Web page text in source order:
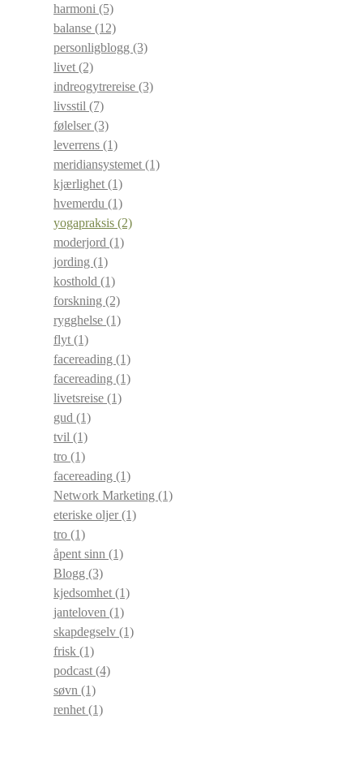
harmoni (5)
balanse (12)
personligblogg (3)
livet (2)
indreogytrereise (3)
livsstil (7)
følelser(3)
leverrens (1)
meridiansystemet (1)
kjærlighet (1)
hvemerdu (1)
yogapraksis (2)
moderjord (1)
jording (1)
kosthold (1)
forskning (2)
rygghelse (1)
flyt (1)
facereading (1)
facereading (1)
livetsreise (1)
gud (1)
tvil (1)
tro (1)
facereading (1)
Network Marketing (1)
eteriske oljer(1)
tro (1)
åpent sinn (1)
Blogg (3)
kjedsomhet (1)
janteloven (1)
skapdegselv (1)
frisk (1)
podcast (4)
søvn (1)
renhet (1)